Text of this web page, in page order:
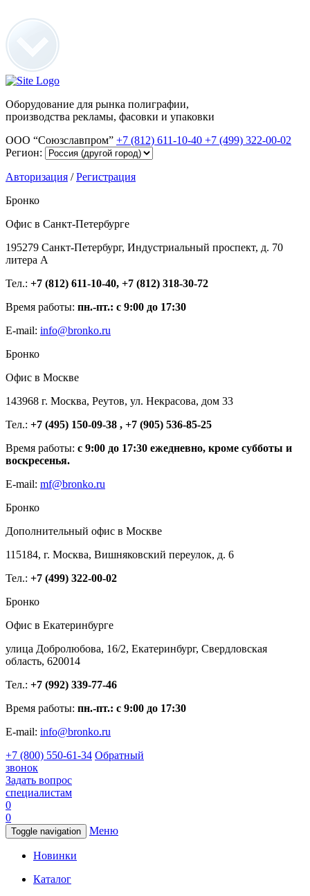
Оборудование для рынка полиграфии,
производства рекламы, фасовки и упаковки
ООО “Союзславпром” +7 (812) 611-10-40 +7 (499) 322-00-02
Регион:
Авторизация /Регистрация
Бронко
Офис в Санкт-Петербурге
195279 Санкт-Петербург, Индустриальный проспект, д. 70
литера А
Тел.: +7 (812) 611-10-40, +7 (812) 318-30-72
Время работы: пн.-пт.: с 9:00 до 17:30
E-mail: info@bronko.ru
Бронко
Офис в Москве
143968 г. Москва, Реутов, ул. Некрасова, дом 33
Тел.: +7 (495) 150-09-38 , +7 (905) 536-85-25
Время работы: с 9:00 до 17:30 ежедневно, кроме субботы и
воскресенья.
E-mail: mf@bronko.ru
Бронко
Дополнительный офис в Москве
115184, г. Москва, Вишняковский переулок, д. 6
Тел.: +7 (499) 322-00-02
Бронко
Офис в Екатеринбурге
улица Добролюбова, 16/2, Екатеринбург, Свердловская
область, 620014
Тел.: +7 (992) 339-77-46
Время работы: пн.-пт.: с 9:00 до 17:30
E-mail: info@bronko.ru
+7 (800) 550-61-34 Обратный
звонок
Задать вопрос
специалистам
0
0
Toggle navigation Меню
Новинки
Каталог